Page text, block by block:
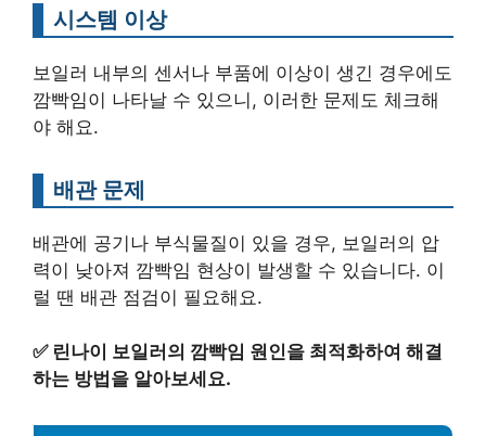
시스템 이상
보일러 내부의 센서나 부품에 이상이 생긴 경우에도
깜빡임이 나타날 수 있으니, 이러한 문제도 체크해
야 해요.
배관 문제
배관에 공기나 부식물질이 있을 경우, 보일러의 압
력이 낮아져 깜빡임 현상이 발생할 수 있습니다. 이
럴 땐 배관 점검이 필요해요.
✅ 린나이 보일러의 깜빡임 원인을 최적화하여 해결
하는 방법을 알아보세요.